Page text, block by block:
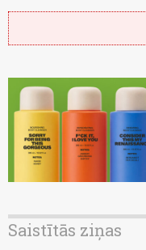
Saistītās ziņas